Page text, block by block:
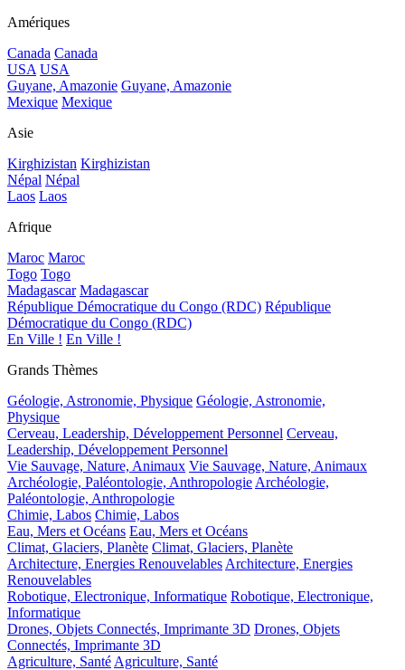
Amériques
Canada Canada
USA USA
Guyane, Amazonie Guyane, Amazonie
Mexique Mexique
Asie
Kirghizistan Kirghizistan
Népal Népal
Laos Laos
Afrique
Maroc Maroc
Togo Togo
Madagascar Madagascar
République Démocratique du Congo (RDC) République
Démocratique du Congo (RDC)
En Ville ! En Ville !
Grands Thèmes
Géologie, Astronomie, Physique Géologie, Astronomie,
Physique
Cerveau, Leadership, Développement Personnel Cerveau,
Leadership, Développement Personnel
Vie Sauvage, Nature, Animaux Vie Sauvage, Nature, Animaux
Archéologie, Paléontologie, Anthropologie Archéologie,
Paléontologie, Anthropologie
Chimie, Labos Chimie, Labos
Eau, Mers et Océans Eau, Mers et Océans
Climat, Glaciers, Planète Climat, Glaciers, Planète
Architecture, Energies Renouvelables Architecture, Energies
Renouvelables
Robotique, Electronique, Informatique Robotique, Electronique,
Informatique
Drones, Objets Connectés, Imprimante 3D Drones, Objets
Connectés, Imprimante 3D
Agriculture, Santé Agriculture, Santé